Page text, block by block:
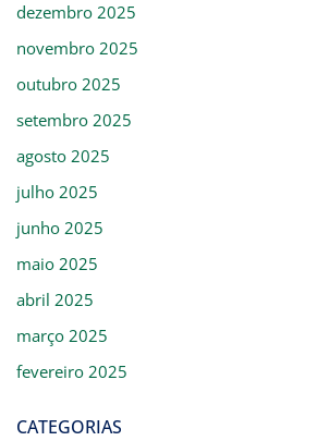
dezembro 2025
novembro 2025
outubro 2025
setembro 2025
agosto 2025
julho 2025
junho 2025
maio 2025
abril 2025
março 2025
fevereiro 2025
CATEGORIAS